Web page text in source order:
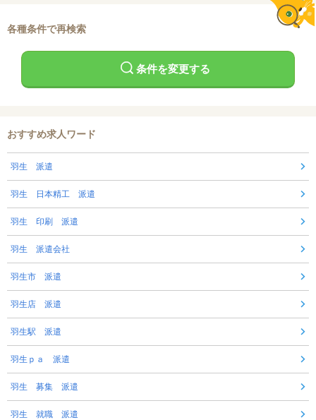
各種条件で再検索
条件を変更する
おすすめ求人ワード
羽生 派遣
羽生 日本精工 派遣
羽生 印刷 派遣
羽生 派遣会社
羽生市 派遣
羽生店 派遣
羽生駅 派遣
羽生ｐａ 派遣
羽生 募集 派遣
羽生 就職 派遣